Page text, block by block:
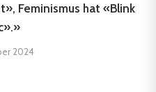
Feminismus hat «Blink
2024